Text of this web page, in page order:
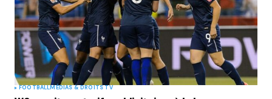
FOOTBALLMÉDIAS & DROITS TV